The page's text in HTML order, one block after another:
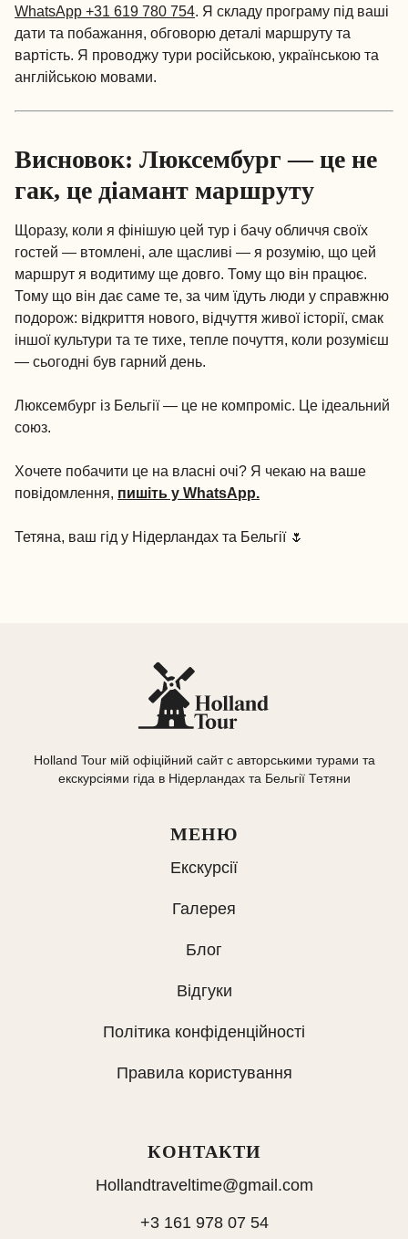
WhatsApp +31 619 780 754. Я складу програму під ваші
дати та побажання, обговорю деталі маршруту та
вартість. Я проводжу тури російською, українською та
англійською мовами.
Висновок: Люксембург — це не
гак, це діамант маршруту
Щоразу, коли я фінішую цей тур і бачу обличчя своїх
гостей — втомлені, але щасливі — я розумію, що цей
маршрут я водитиму ще довго. Тому що він працює.
Тому що він дає саме те, за чим їдуть люди у справжню
подорож: відкриття нового, відчуття живої історії, смак
іншої культури та те тихе, тепле почуття, коли розумієш
— сьогодні був гарний день.
Люксембург із Бельгії — це не компроміс. Це ідеальний
союз.
Хочете побачити це на власні очі? Я чекаю на ваше
повідомлення, пишіть у WhatsApp.
Тетяна, ваш гід у Нідерландах та Бельгії 🌷
Holland Tour мій офіційний сайт с авторськими турами та
екскурсіями гіда в Нідерландах та Бельгії Тетяни
МЕНЮ
Екскурсії
Галерея
Блог
Відгуки
Політика конфіденційності
Правила користування
КОНТАКТИ
Hollandtraveltime@gmail.com
+3 161 978 07 54